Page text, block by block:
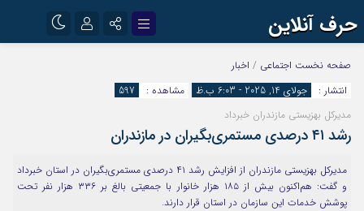
حرف آنلاین
اینستاگرام
آپارات
رمز عبور
مرا به خاطر بسپار
صفحه نخست اجتماعی / اخبار
انتشار :
جولای 14, 2025 - 6:03 ب.ظ مشاهده :
597
مدیرکل بهزیستی مازندران خبرداد
رشد ۴۱ درصدی مستمری‌بگیران در مازندران
مدیرکل بهزیستی مازندران از افزایش رشد ۴۱ درصدی مستمری‌بگیران در استان خبرداد
و گفت: هم‌اکنون بیش از ۱۸۵ هزار خانوار با جمعیتی بالغ بر ۳۳۶ هزار نفر تحت
پوشش خدمات این سازمان در استان قرار دارند.